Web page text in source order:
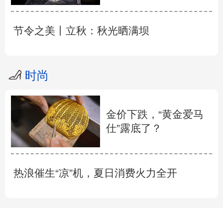
节令之美丨立秋：秋光晒满坝
时尚
金价下跌，“黄金爱马
仕”露底了？
热浪催生“凉”机，夏日消费火力全开